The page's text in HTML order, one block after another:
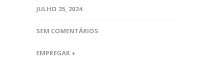
JULHO 25, 2024
SEM COMENTÁRIOS
EMPREGAR +